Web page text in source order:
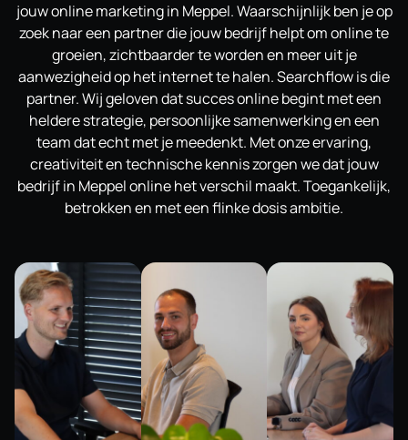
jouw online marketing in Meppel. Waarschijnlijk ben je op
zoek naar een partner die jouw bedrijf helpt om online te
groeien, zichtbaarder te worden en meer uit je
aanwezigheid op het internet te halen. Searchflow is die
partner. Wij geloven dat succes online begint met een
heldere strategie, persoonlijke samenwerking en een
team dat echt met je meedenkt. Met onze ervaring,
creativiteit en technische kennis zorgen we dat jouw
bedrijf in Meppel online het verschil maakt. Toegankelijk,
betrokken en met een flinke dosis ambitie.